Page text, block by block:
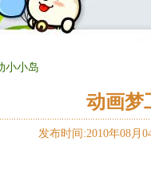
小小岛
动画梦
发布时间:2010年08月